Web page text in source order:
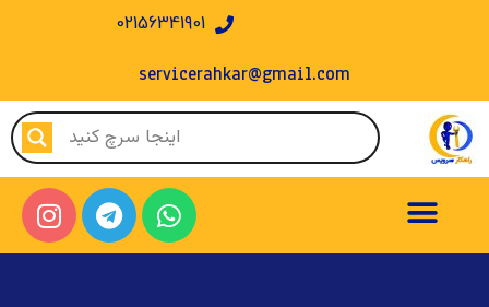
02156341901
servicerahkar@gmail.com